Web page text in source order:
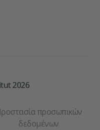
2026
προσωπικών
δεδομένων